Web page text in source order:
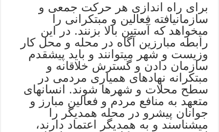
برای راه اندازی هر حرکت جمعی و
سازمانیافته فعالین و مبتکرانی را
میخواهد که آستین بالا بزنند. در این
رابطه مبارزین آگاه در محله و محل کار
وزیست و شهر میتوانند و باید پیشقدم
سازمان دادن و گسترش خلاقانه و
مبتکرانه نهادهای همیاری مردمی در
سطح محلات و شهرها شوند. انسانهای
متعهد به منافع مردم و فعالین مبارز و
جوانان پیشرو در محله همدیگر را
میشناسند و به همدیگر اعتماد دارند،